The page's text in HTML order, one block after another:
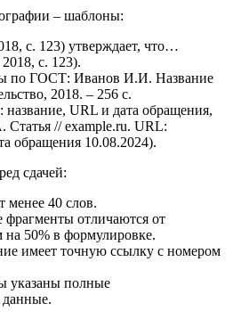
– шаблоны:
с. 123) утверждает, что…
с. 123).
по ГОСТ: Иванов И.И. Название
2018. – 256 с.
название, URL и дата обращения,
Статья // example.ru. URL:
обращения 10.08.2024).
сдачей:
менее 40 слов.
отличаются от
50% в формулировке.
имеет точную ссылку с номером
указаны полные
данные.